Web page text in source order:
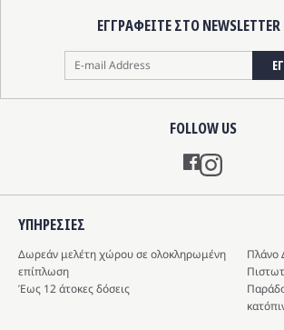
FOLLOW US
Instagram
ΕΓΓΡΑΦΕΙΤΕ ΣΤΟ
ΥΠΗΡΕΣIΕΣ
Δωρεάν μελέτη χώρου σε ολοκληρωμένη
επίπλωση
Πλάνο
Έως 12 άτοκες δόσεις